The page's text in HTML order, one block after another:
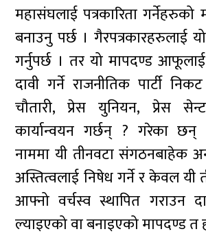
महासंघलाई पत्रकारिता गर्नेहरुको
बनाउनु पर्छ । गैरपत्रकारहरुलाई
गर्नुपर्छ । तर यो मापदण्ड
दावी गर्ने राजनीतिक पार्टी
चौतारी, प्रेस युनियन, प्रेस
कार्यान्वयन गर्छन् ? गरेका
नाममा यी तीनवटा संगठनबाहेक
अस्तित्वलाई निषेध गर्ने र केवल
आफ्नो वर्चस्व स्थापित गराउन
ल्याइएको वा बनाइएको मापदण्ड त